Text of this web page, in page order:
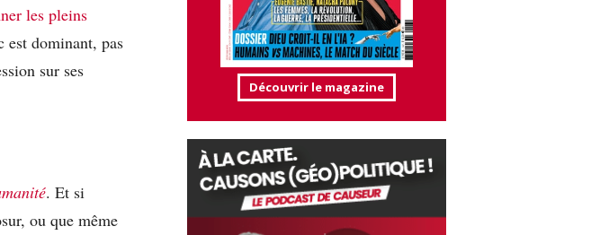
les pleins
est dominant, pas
sur ses
. Et si
ou que même
Découvrir le magazine